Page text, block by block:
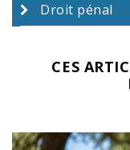
Droit pénal
CES